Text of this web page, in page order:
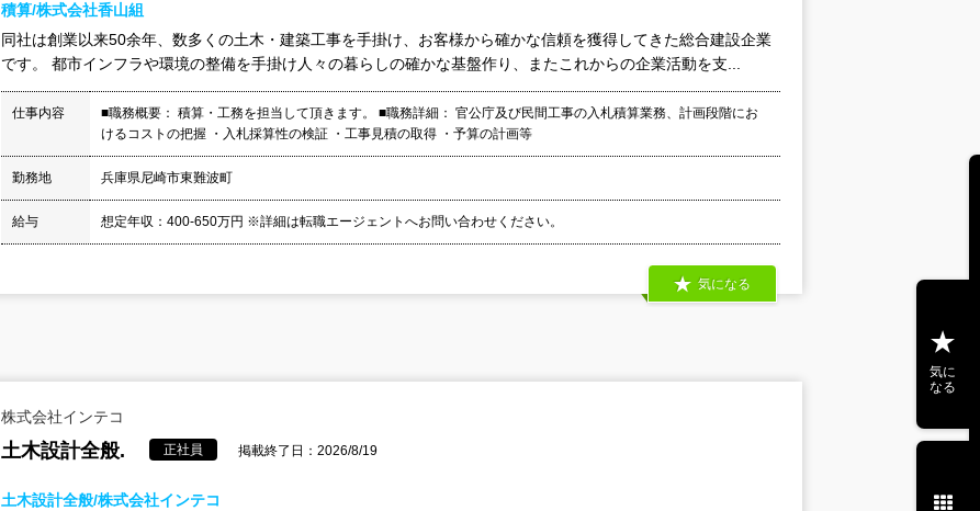
積算/株式会社香山組
同社は創業以来50余年、数多くの土木・建築工事を手掛け、お客様から確かな信頼を獲得してきた総合建設企業
です。 都市インフラや環境の整備を手掛け人々の暮らしの確かな基盤作り、またこれからの企業活動を支...
仕事内容
■職務概要： 積算・工務を担当して頂きます。 ■職務詳細： 官公庁及び民間工事の入札積算業務、計画段階にお
けるコストの把握 ・入札採算性の検証 ・工事見積の取得 ・予算の計画等
勤務地 兵庫県尼崎市東難波町
給与 想定年収：400-650万円 ※詳細は転職エージェントへお問い合わせください。
気になる
株式会社インテコ
土木設計全般. 正社員 掲載終了日：2026/8/19
土木設計全般/株式会社インテコ
気に
なる